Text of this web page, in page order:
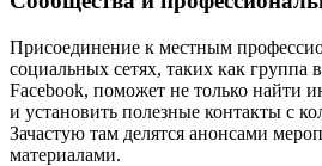
Присоединение к местным
социальных сетях, таких как группа
Facebook, поможет не только найти
и установить полезные контакты с
Зачастую там делятся анонсами
материалами.